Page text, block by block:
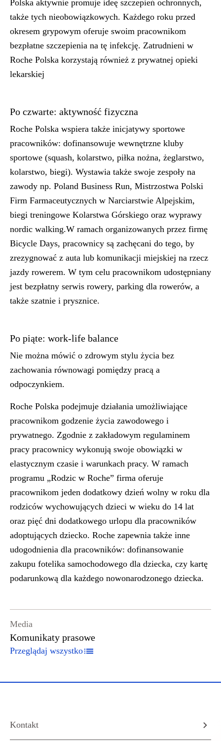
Polska aktywnie promuje ideę szczepień ochronnych,
także tych nieobowiązkowych. Każdego roku przed
okresem grypowym oferuje swoim pracownikom
bezpłatne szczepienia na tę infekcję. Zatrudnieni w
Roche Polska korzystają również z prywatnej opieki
lekarskiej
Po czwarte: aktywność fizyczna
Roche Polska wspiera także inicjatywy sportowe
pracowników: dofinansowuje wewnętrzne kluby
sportowe (squash, kolarstwo, piłka nożna, żeglarstwo,
kolarstwo, biegi). Wystawia także swoje zespoły na
zawody np. Poland Business Run, Mistrzostwa Polski
Firm Farmaceutycznych w Narciarstwie Alpejskim,
biegi treningowe Kolarstwa Górskiego oraz wyprawy
nordic walking.W ramach organizowanych przez firmę
Bicycle Days, pracownicy są zachęcani do tego, by
zrezygnować z auta lub komunikacji miejskiej na rzecz
jazdy rowerem. W tym celu pracownikom udostępniany
jest bezpłatny serwis rowery, parking dla rowerów, a
także szatnie i prysznice.
Po piąte: work-life balance
Nie można mówić o zdrowym stylu życia bez
zachowania równowagi pomiędzy pracą a
odpoczynkiem.
Roche Polska podejmuje działania umożliwiające
pracownikom godzenie życia zawodowego i
prywatnego. Zgodnie z zakładowym regulaminem
pracy pracownicy wykonują swoje obowiązki w
elastycznym czasie i warunkach pracy. W ramach
programu „Rodzic w Roche” firma oferuje
pracownikom jeden dodatkowy dzień wolny w roku dla
rodziców wychowujących dzieci w wieku do 14 lat
oraz pięć dni dodatkowego urlopu dla pracowników
adoptujących dziecko. Roche zapewnia także inne
udogodnienia dla pracowników: dofinansowanie
zakupu fotelika samochodowego dla dziecka, czy kartę
podarunkową dla każdego nowonarodzonego dziecka.
Media
Komunikaty prasowe
Przeglądaj wszystko
Kontakt